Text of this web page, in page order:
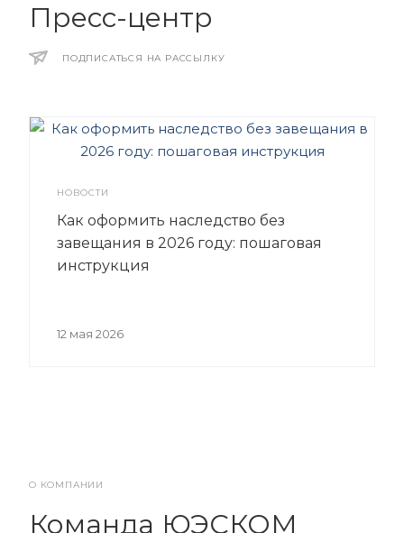
Пресс-центр
ПОДПИСАТЬСЯ НА РАССЫЛКУ
НОВОСТИ
Как оформить наследство без
завещания в 2026 году: пошаговая
инструкция
12 мая 2026
О КОМПАНИИ
Команда ЮЭСКОМ